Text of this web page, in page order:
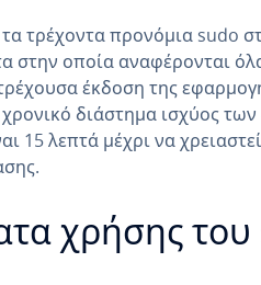
τα τρέχοντα προνόμια sudo
στην οποία αναφέρονται
έκδοση της
χρονικό διάστημα ισχύος
15 λεπτά μέχρι να
χρήσης του